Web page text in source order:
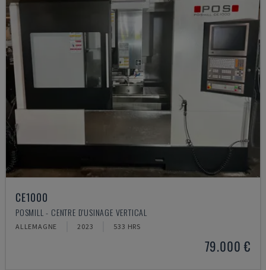
CE1000
POSMILL - CENTRE D'USINAGE VERTICAL
ALLEMAGNE 2023 533 HRS
79.000 €